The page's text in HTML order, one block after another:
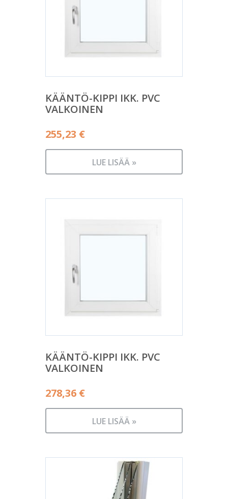
KÄÄNTÖ-KIPPI IKK. PVC
VALKOINEN
255,23 €
LUE LISÄÄ »
KÄÄNTÖ-KIPPI IKK. PVC
VALKOINEN
278,36 €
LUE LISÄÄ »